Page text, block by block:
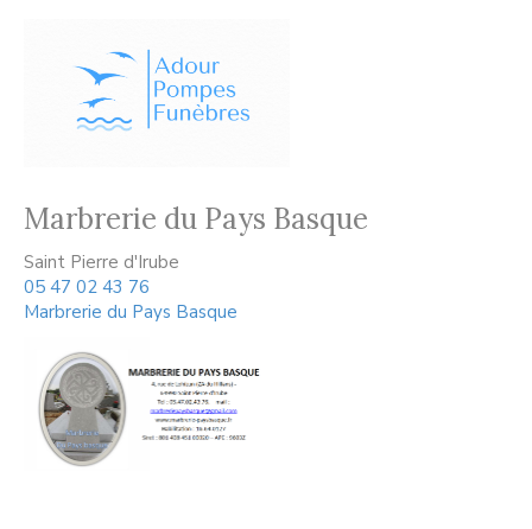
Marbrerie du Pays Basque
Saint Pierre d'Irube
05 47 02 43 76
Marbrerie du Pays Basque